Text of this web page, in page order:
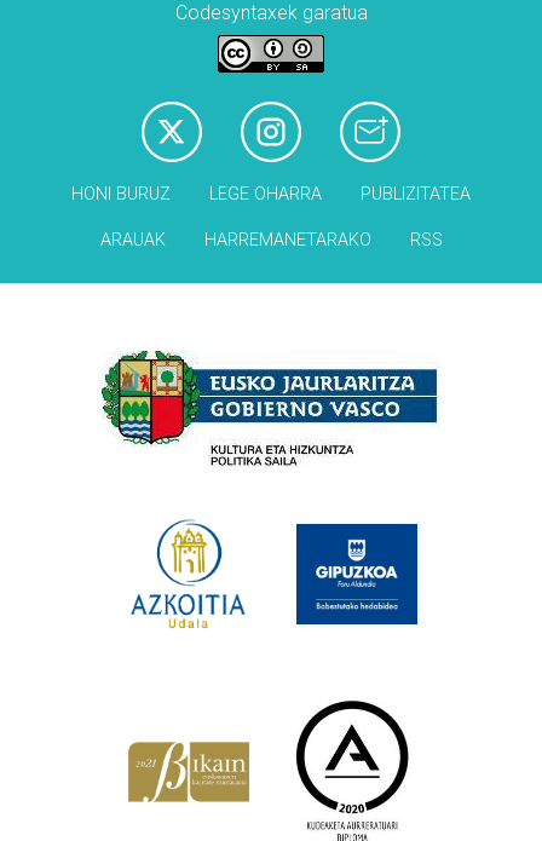
Codesyntaxek garatua
HONI BURUZ LEGE OHARRA PUBLIZITATEA
ARAUAK HARREMANETARAKO RSS